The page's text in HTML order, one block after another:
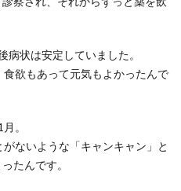
状は安定していました。
欲もあって元気もよかったんで
。
ないような「キャンキャン」と
たんです。